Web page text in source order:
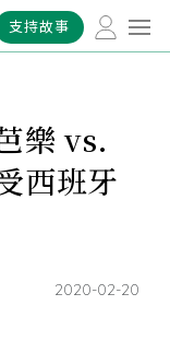
支持故事
樂 vs.
西班牙
2020-02-20